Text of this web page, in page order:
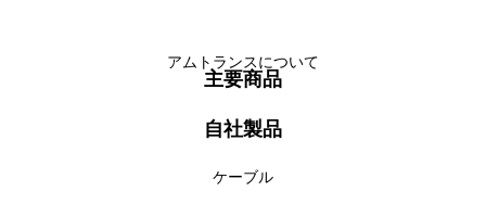
アムトランスについて
主要商品
自社製品
ケーブル